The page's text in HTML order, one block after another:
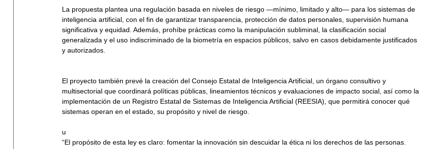
La propuesta plantea una regulación basada en niveles de riesgo —mínimo, limitado y alto— para los sistemas de
inteligencia artificial, con el fin de garantizar transparencia, protección de datos personales, supervisión humana
significativa y equidad. Además, prohíbe prácticas como la manipulación subliminal, la clasificación social
generalizada y el uso indiscriminado de la biometría en espacios públicos, salvo en casos debidamente justificados
y autorizados.
El proyecto también prevé la creación del Consejo Estatal de Inteligencia Artificial, un órgano consultivo y
multisectorial que coordinará políticas públicas, lineamientos técnicos y evaluaciones de impacto social, así como la
implementación de un Registro Estatal de Sistemas de Inteligencia Artificial (REESIA), que permitirá conocer qué
sistemas operan en el estado, su propósito y nivel de riesgo.
u
“El propósito de esta ley es claro: fomentar la innovación sin descuidar la ética ni los derechos de las personas.